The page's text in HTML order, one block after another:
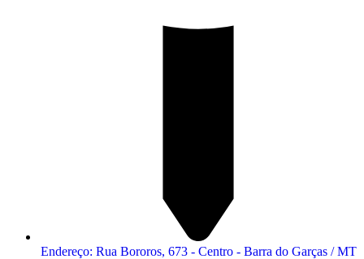
Endereço: Rua Bororos, 673 - Centro - Barra do Garças / MT